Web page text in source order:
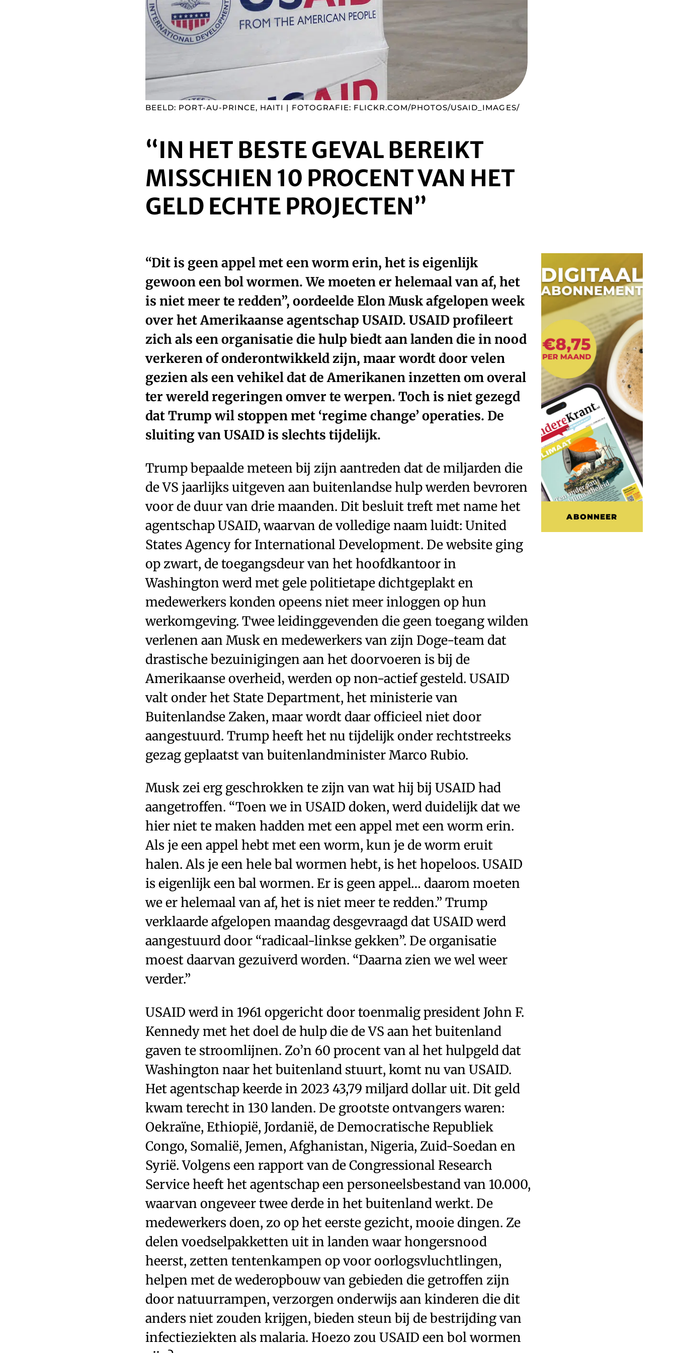
BEELD: PORT-AU-PRINCE, HAITI | FOTOGRAFIE: FLICKR.COM/PHOTOS/USAID_IMAGES/
“IN HET BESTE GEVAL BEREIKT
MISSCHIEN 10 PROCENT VAN HET
GELD ECHTE PROJECTEN”
“Dit is geen appel met een worm erin, het is eigenlijk
gewoon een bol wormen. We moeten er helemaal van af, het
is niet meer te redden”, oordeelde Elon Musk afgelopen week
over het Amerikaanse agentschap USAID. USAID profileert
zich als een organisatie die hulp biedt aan landen die in nood
verkeren of onderontwikkeld zijn, maar wordt door velen
gezien als een vehikel dat de Amerikanen inzetten om overal
ter wereld regeringen omver te werpen. Toch is niet gezegd
dat Trump wil stoppen met ‘regime change’ operaties. De
sluiting van USAID is slechts tijdelijk.
Trump bepaalde meteen bij zijn aantreden dat de miljarden die
de VS jaarlijks uitgeven aan buitenlandse hulp werden bevroren
voor de duur van drie maanden. Dit besluit treft met name het
agentschap USAID, waarvan de volledige naam luidt: United
States Agency for International Development. De website ging
op zwart, de toegangsdeur van het hoofdkantoor in
Washington werd met gele politietape dichtgeplakt en
medewerkers konden opeens niet meer inloggen op hun
werkomgeving. Twee leidinggevenden die geen toegang wilden
verlenen aan Musk en medewerkers van zijn Doge-team dat
drastische bezuinigingen aan het doorvoeren is bij de
Amerikaanse overheid‚ werden op non-­actief gesteld. USAID
valt onder het State Department, het ministerie van
Buitenlandse Zaken, maar wordt daar officieel niet door
aangestuurd. Trump heeft het nu tijdelijk onder rechtstreeks
gezag geplaatst van buitenlandminister Marco Rubio.
Musk zei erg geschrokken te zijn van wat hij bij USAID had
aangetroffen. “Toen we in USAID doken, werd duidelijk dat we
hier niet te maken hadden met een appel met een worm erin.
Als je een appel hebt met een worm, kun je de worm eruit
halen. Als je een hele bal wormen hebt, is het hopeloos. USAID
is eigenlijk een bal wormen. Er is geen appel… daarom moeten
we er helemaal van af, het is niet meer te redden.” Trump
verklaarde afgelopen maandag desgevraagd dat USAID werd
aangestuurd door “radicaal-linkse gekken”. De organisatie
moest daarvan gezuiverd worden. “Daarna zien we wel weer
verder.”
USAID werd in 1961 opgericht door toenmalig president John F.
Kennedy met het doel de hulp die de VS aan het buitenland
gaven te stroomlijnen. Zo’n 60 procent van al het hulpgeld dat
Washington naar het buitenland stuurt, komt nu van USAID.
Het agentschap keerde in 2023 43,79 miljard dollar uit. Dit geld
kwam terecht in 130 landen. De grootste ontvangers waren:
Oekraïne, Ethiopië, Jordanië, de Democratische Republiek
Congo, Somalië, Jemen, Afghanistan, Nigeria, Zuid-Soedan en
Syrië. Volgens een rapport van de Congressional Research
Service heeft het agentschap een personeelsbestand van 10.000,
waarvan ongeveer twee derde in het buitenland werkt. De
medewerkers doen, zo op het eerste gezicht, mooie dingen. Ze
delen voedselpakketten uit in landen waar hongersnood
heerst, zetten tentenkampen op voor oorlogsvluchtlingen,
helpen met de wederopbouw van gebieden die getroffen zijn
door natuurrampen, verzorgen onderwijs aan kinderen die dit
anders niet zouden krijgen, bieden steun bij de bestrijding van
infectieziekten als malaria. Hoezo zou USAID een bol wormen
ABONNEER